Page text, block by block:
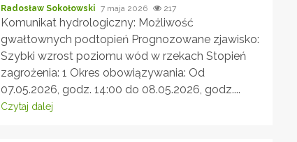
Radosław Sokołowski 7 maja 2026 217
Komunikat hydrologiczny: Możliwość
gwałtownych podtopień Prognozowane zjawisko:
Szybki wzrost poziomu wód w rzekach Stopień
zagrożenia: 1 Okres obowiązywania: Od
07.05.2026, godz. 14:00 do 08.05.2026, godz....
Czytaj dalej